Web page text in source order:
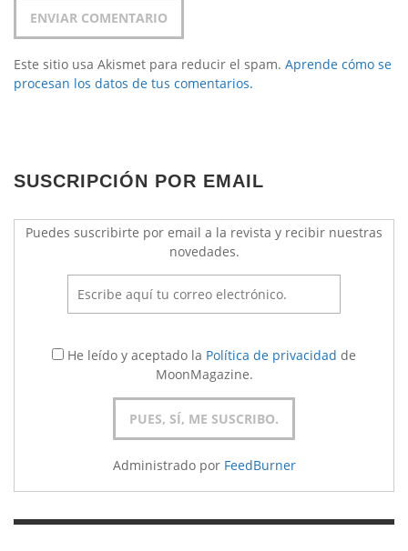
Este sitio usa Akismet para reducir el spam. Aprende cómo se
procesan los datos de tus comentarios.
SUSCRIPCIÓN POR EMAIL
Puedes suscribirte por email a la revista y recibir nuestras
novedades.
He leído y aceptado la Política de privacidad de
MoonMagazine.
Administrado por FeedBurner